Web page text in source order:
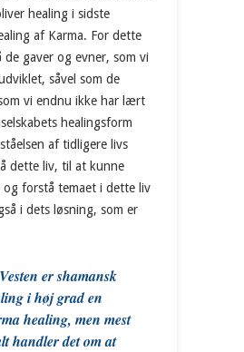
healing i sidste
af Karma. For dette
de gaver og evner, som vi
såvel som de
vi endnu ikke har lært
healingsform
af tidligere livs
dette liv, til at kunne
og forstå temaet i dette liv
i dets løsning, som er
er shamansk
i høj grad en
healing, men mest
handler det om at